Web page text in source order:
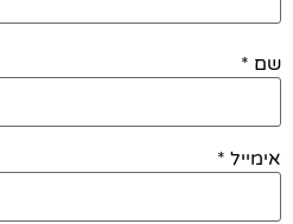
שם *
אימייל *